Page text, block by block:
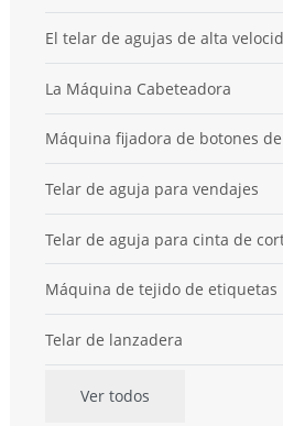
El telar de agujas de alta
La Máquina Cabeteadora
Máquina fijadora de botones
Telar de aguja para vendajes
Telar de aguja para cinta de
Máquina de tejido de etiquetas
Telar de lanzadera
Ver todos